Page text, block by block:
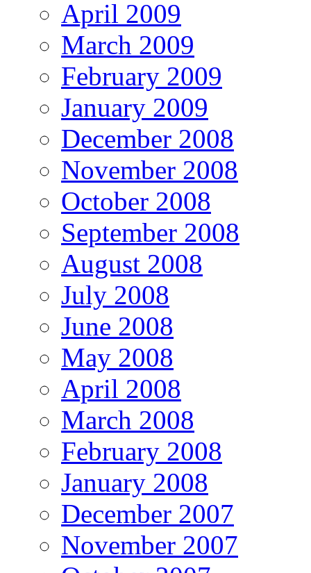
April 2009
March 2009
February 2009
January 2009
December 2008
November 2008
October 2008
September 2008
August 2008
July 2008
June 2008
May 2008
April 2008
March 2008
February 2008
January 2008
December 2007
November 2007